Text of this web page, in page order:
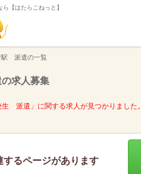
【はたらこねっと】
派遣の一覧
求人募集
派遣」に関する求人が見つかりました。
するページがあります